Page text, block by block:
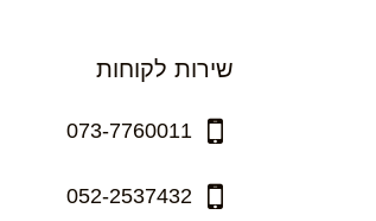
שירות לקוחות
073-7760011
052-2537432